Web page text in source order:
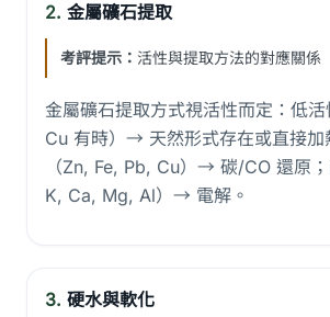
2. 金屬礦石提取
考評提示： 活性與提取方法的對應關係
金屬礦石提取方式視活性而定：低
Cu 有時）→ 天然形式存在或直接加
（Zn, Fe, Pb, Cu）→ 碳/CO 還原
K, Ca, Mg, Al）→ 電解。
3. 硬水與軟化